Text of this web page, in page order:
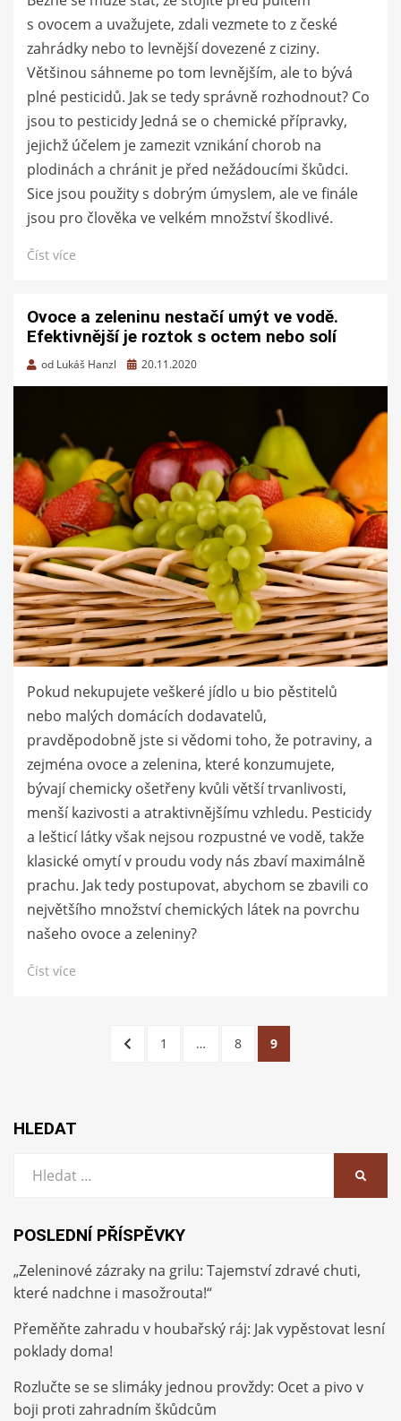
s ovocem a uvažujete, zdali vezmete to z české
zahrádky nebo to levnější dovezené z ciziny.
Většinou sáhneme po tom levnějším, ale to bývá
plné pesticidů. Jak se tedy správně rozhodnout? Co
jsou to pesticidy Jedná se o chemické přípravky,
jejichž účelem je zamezit vznikání chorob na
plodinách a chránit je před nežádoucími škůdci.
Sice jsou použity s dobrým úmyslem, ale ve finále
jsou pro člověka ve velkém množství škodlivé.
Číst více
Ovoce a zeleninu nestačí umýt ve vodě.
Efektivnější je roztok s octem nebo solí
od Lukáš Hanzl
Zveřejněno
20.11.2020
Pokud nekupujete veškeré jídlo u bio pěstitelů
nebo malých domácích dodavatelů,
pravděpodobně jste si vědomi toho, že potraviny, a
zejména ovoce a zelenina, které konzumujete,
bývají chemicky ošetřeny kvůli větší trvanlivosti,
menší kazivosti a atraktivnějšímu vzhledu. Pesticidy
a lešticí látky však nejsou rozpustné ve vodě, takže
klasické omytí v proudu vody nás zbaví maximálně
prachu. Jak tedy postupovat, abychom se zbavili co
největšího množství chemických látek na povrchu
našeho ovoce a zeleniny?
Číst více
Stránkování PŘEDCHOZÍ
STRÁNKA
1 … STRÁNKA
8 STRÁNKA
9
HLEDAT
POSLEDNÍ PŘÍSPĚVKY
„Zeleninové zázraky na grilu: Tajemství zdravé chuti,
které nadchne i masožrouta!“
Přeměňte zahradu v houbařský ráj: Jak vypěstovat lesní
poklady doma!
Rozlučte se se slimáky jednou provždy: Ocet a pivo v
boji proti zahradním škůdcům